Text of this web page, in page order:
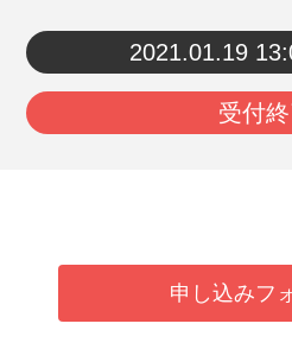
2021.01.19
受付終
申し込みフ